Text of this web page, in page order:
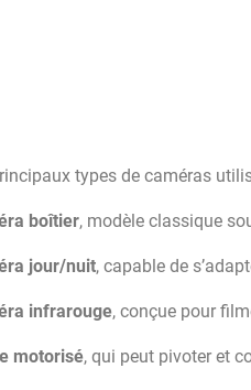
types de caméras
boîtier, modèle classique
jour/nuit, capable de
infrarouge, conçue pour
motorisé, qui peut pivoter et